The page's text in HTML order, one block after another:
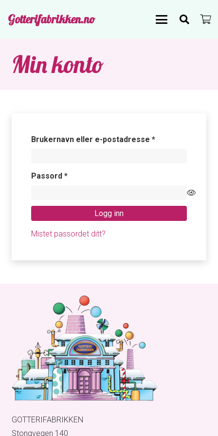
Gotterifabrikken.no
Min konto
Brukernavn eller e-postadresse *Påkrevd
Passord *Påkrevd
Logg inn
Mistet passordet ditt?
GOTTERIFABRIKKEN
Stongvegen 140